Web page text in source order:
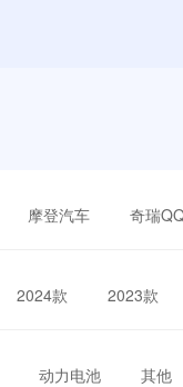
摩登汽车 奇瑞
2024款 2023款
动力电池 其他